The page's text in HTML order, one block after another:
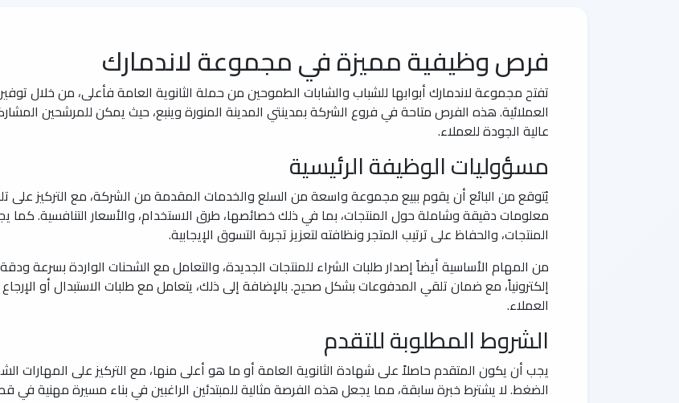
فرص وظيفية مميزة في مجموعة لاندمارك
العملائية. هذه الفرص متاحة في فروع الشركة بمدينتي المدينة المنورة وينبع، حيث يمكن للمرشحين
عالية الجودة للعملاء.
مسؤوليات الوظيفة الرئيسية
يُتوقع من البائع أن يقوم ببيع مجموعة واسعة من السلع والخدمات المقدمة من الشركة، مع التركيز على
معلومات دقيقة وشاملة حول المنتجات، بما في ذلك خصائصها، طرق الاستخدام، والأسعار التنافسية. كما
المنتجات، والحفاظ على ترتيب المتجر ونظافته لتعزيز تجربة التسوق الإيجابية.
من المهام الأساسية أيضاً إصدار طلبات الشراء للمنتجات الجديدة، والتعامل مع الشحنات الواردة بسرعة
إلكترونياً، مع ضمان تلقي المدفوعات بشكل صحيح. بالإضافة إلى ذلك، يتعامل مع طلبات الاستبدال أو
العملاء.
الشروط المطلوبة للتقدم
يجب أن يكون المتقدم حاصلاً على شهادة الثانوية العامة أو ما هو أعلى منها، مع التركيز على المهارات
الضغط. لا يشترط خبرة سابقة، مما يجعل هذه الفرصة مثالية للمبتدئين الراغبين في بناء مسيرة مهنية في